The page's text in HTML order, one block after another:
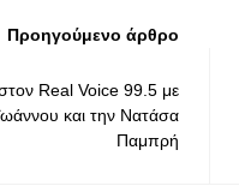
Προηγούμενο άρθρο
Real Voice 99.5 με
και την Νατάσα
Παμπρή